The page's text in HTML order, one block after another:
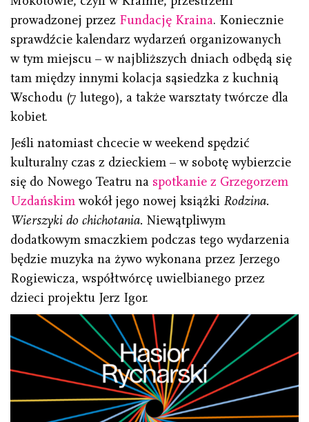
prowadzonej przez Fundację Kraina. Koniecznie
sprawdźcie kalendarz wydarzeń organizowanych
w tym miejscu – w najbliższych dniach odbędą się
tam między innymi kolacja sąsiedzka z kuchnią
Wschodu (7 lutego), a także warsztaty twórcze dla
kobiet.
Jeśli natomiast chcecie w weekend spędzić
kulturalny czas z dzieckiem – w sobotę wybierzcie
się do Nowego Teatru na spotkanie z Grzegorzem
Uzdańskim wokół jego nowej książki Rodzina.
Wierszyki do chichotania. Niewątpliwym
dodatkowym smaczkiem podczas tego wydarzenia
będzie muzyka na żywo wykonana przez Jerzego
Rogiewicza, współtwórcę uwielbianego przez
dzieci projektu Jerz Igor.